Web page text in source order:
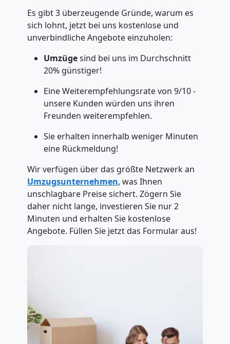
Es gibt 3 überzeugende Gründe, warum es
sich lohnt, jetzt bei uns kostenlose und
unverbindliche Angebote einzuholen:
Umzügesind bei uns im Durchschnitt
20% günstiger!
Eine Weiterempfehlungsrate von 9/10 -
unsere Kunden würden uns ihren
Freunden weiterempfehlen.
Sie erhalten innerhalb weniger Minuten
eine Rückmeldung!
Wir verfügen über das größte Netzwerk an
Umzugsunternehmen, was Ihnen
unschlagbare Preise sichert. Zögern Sie
daher nicht lange, investieren Sie nur 2
Minuten und erhalten Sie kostenlose
Angebote. Füllen Sie jetzt das Formular aus!